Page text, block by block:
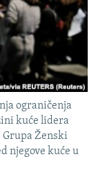
ograničenja
kuće lidera
Grupa Ženski
njegove kuće u